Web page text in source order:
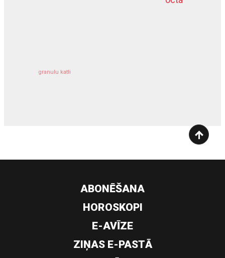
granulu katli
ABONĒŠANA
HOROSKOPI
E-AVĪZE
ZIŅAS E-PASTĀ